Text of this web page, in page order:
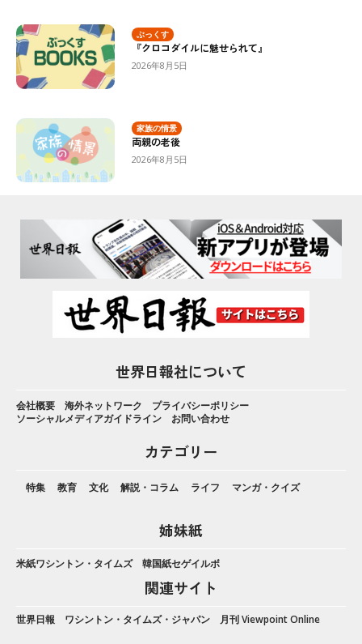
ぶっくす
『クロコダイルに魅せられて』
2026年8月5日
家族の情景
両親の老後
2026年8月5日
世界日報社について
会社概要 海外ネットワーク
プライバシーポリシー
ソーシャルメディアガイドライン
お問い合わせ
カテゴリー
特集 教育 文化 解説・コラム ライフ マンガ・クイズ
姉妹紙
米紙ワシントン・タイムズ 韓国紙セゲイルボ
関連サイト
世界日報 ワシントン・タイムズ・ジャパン 月刊 Viewpoint Online